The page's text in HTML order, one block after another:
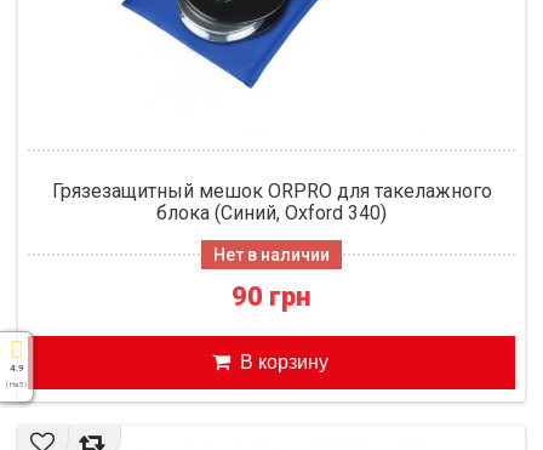
Грязезащитный мешок ORPRO для такелажного
блока (Синий, Oxford 340)
Нет в наличии
90 грн
В корзину
4.9
( На 5 )